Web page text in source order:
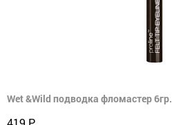
Wet &Wild подводка фломастер 6гр.